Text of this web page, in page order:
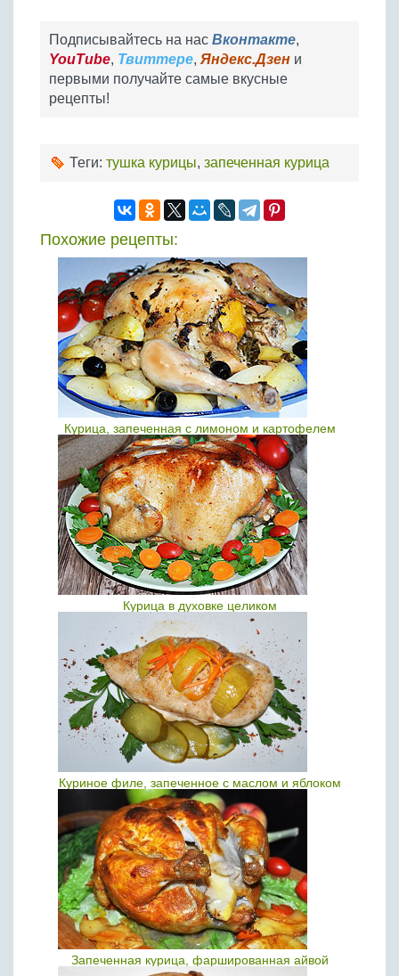
Подписывайтесь на нас Вконтакте,
YouTube, Твиттере, Яндекс.Дзен и
первыми получайте самые вкусные
рецепты!
Теги: тушка курицы, запеченная курица
Похожие рецепты:
Курица, запеченная с лимоном и картофелем
Курица в духовке целиком
Куриное филе, запеченное с маслом и яблоком
Запеченная курица, фаршированная айвой